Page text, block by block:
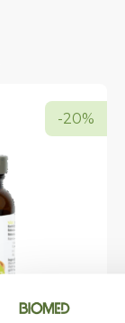
-20%